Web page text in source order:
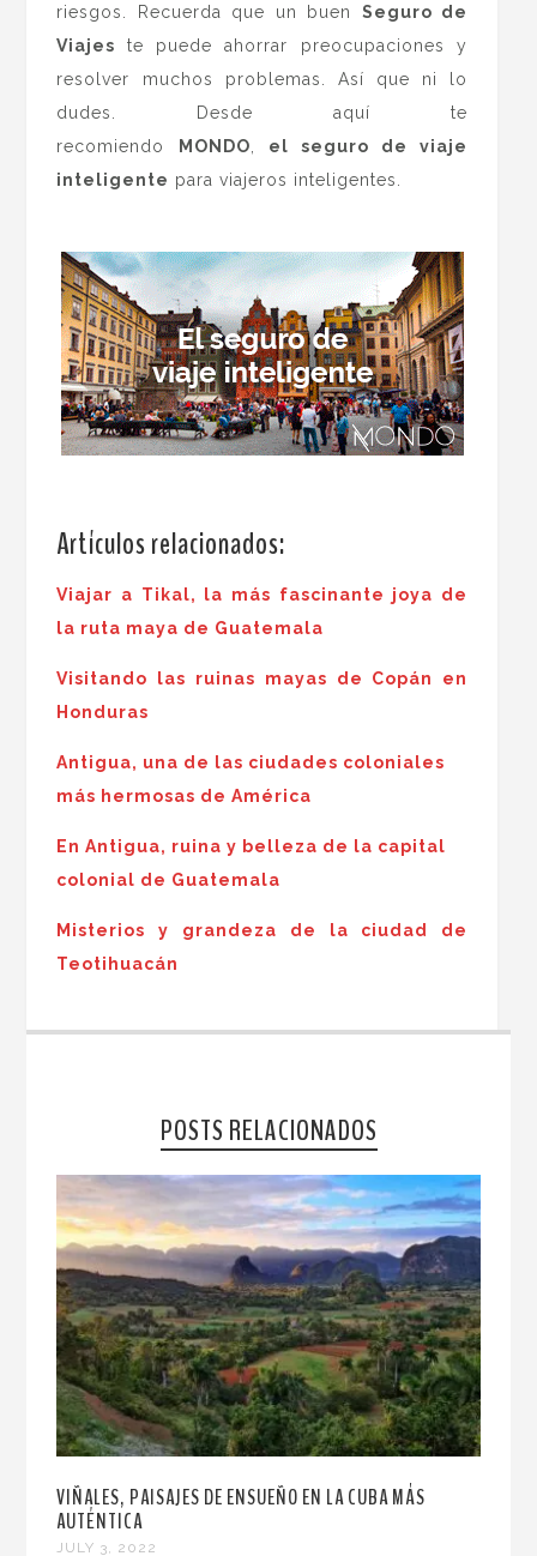
riesgos. Recuerda que un buen Seguro de
Viajes te puede ahorrar preocupaciones y
resolver muchos problemas. Así que ni lo
dudes. Desde aquí te
recomiendo MONDO
el seguro de viaje
inteligente para viajeros inteligentes.
Artículos relacionados:
Viajar a Tikal, la más fascinante joya de
la ruta maya de Guatemala
Visitando las ruinas mayas de Copán en
Honduras
Antigua, una de las ciudades coloniales
más hermosas de América
En Antigua, ruina y belleza de la capital
colonial de Guatemala
Misterios y grandeza de la ciudad de
Teotihuacán
POSTS RELACIONADOS
VIÑALES, PAISAJES DE ENSUEÑO EN LA CUBA MÁS
AUTÉNTICA
JULY 3, 2022